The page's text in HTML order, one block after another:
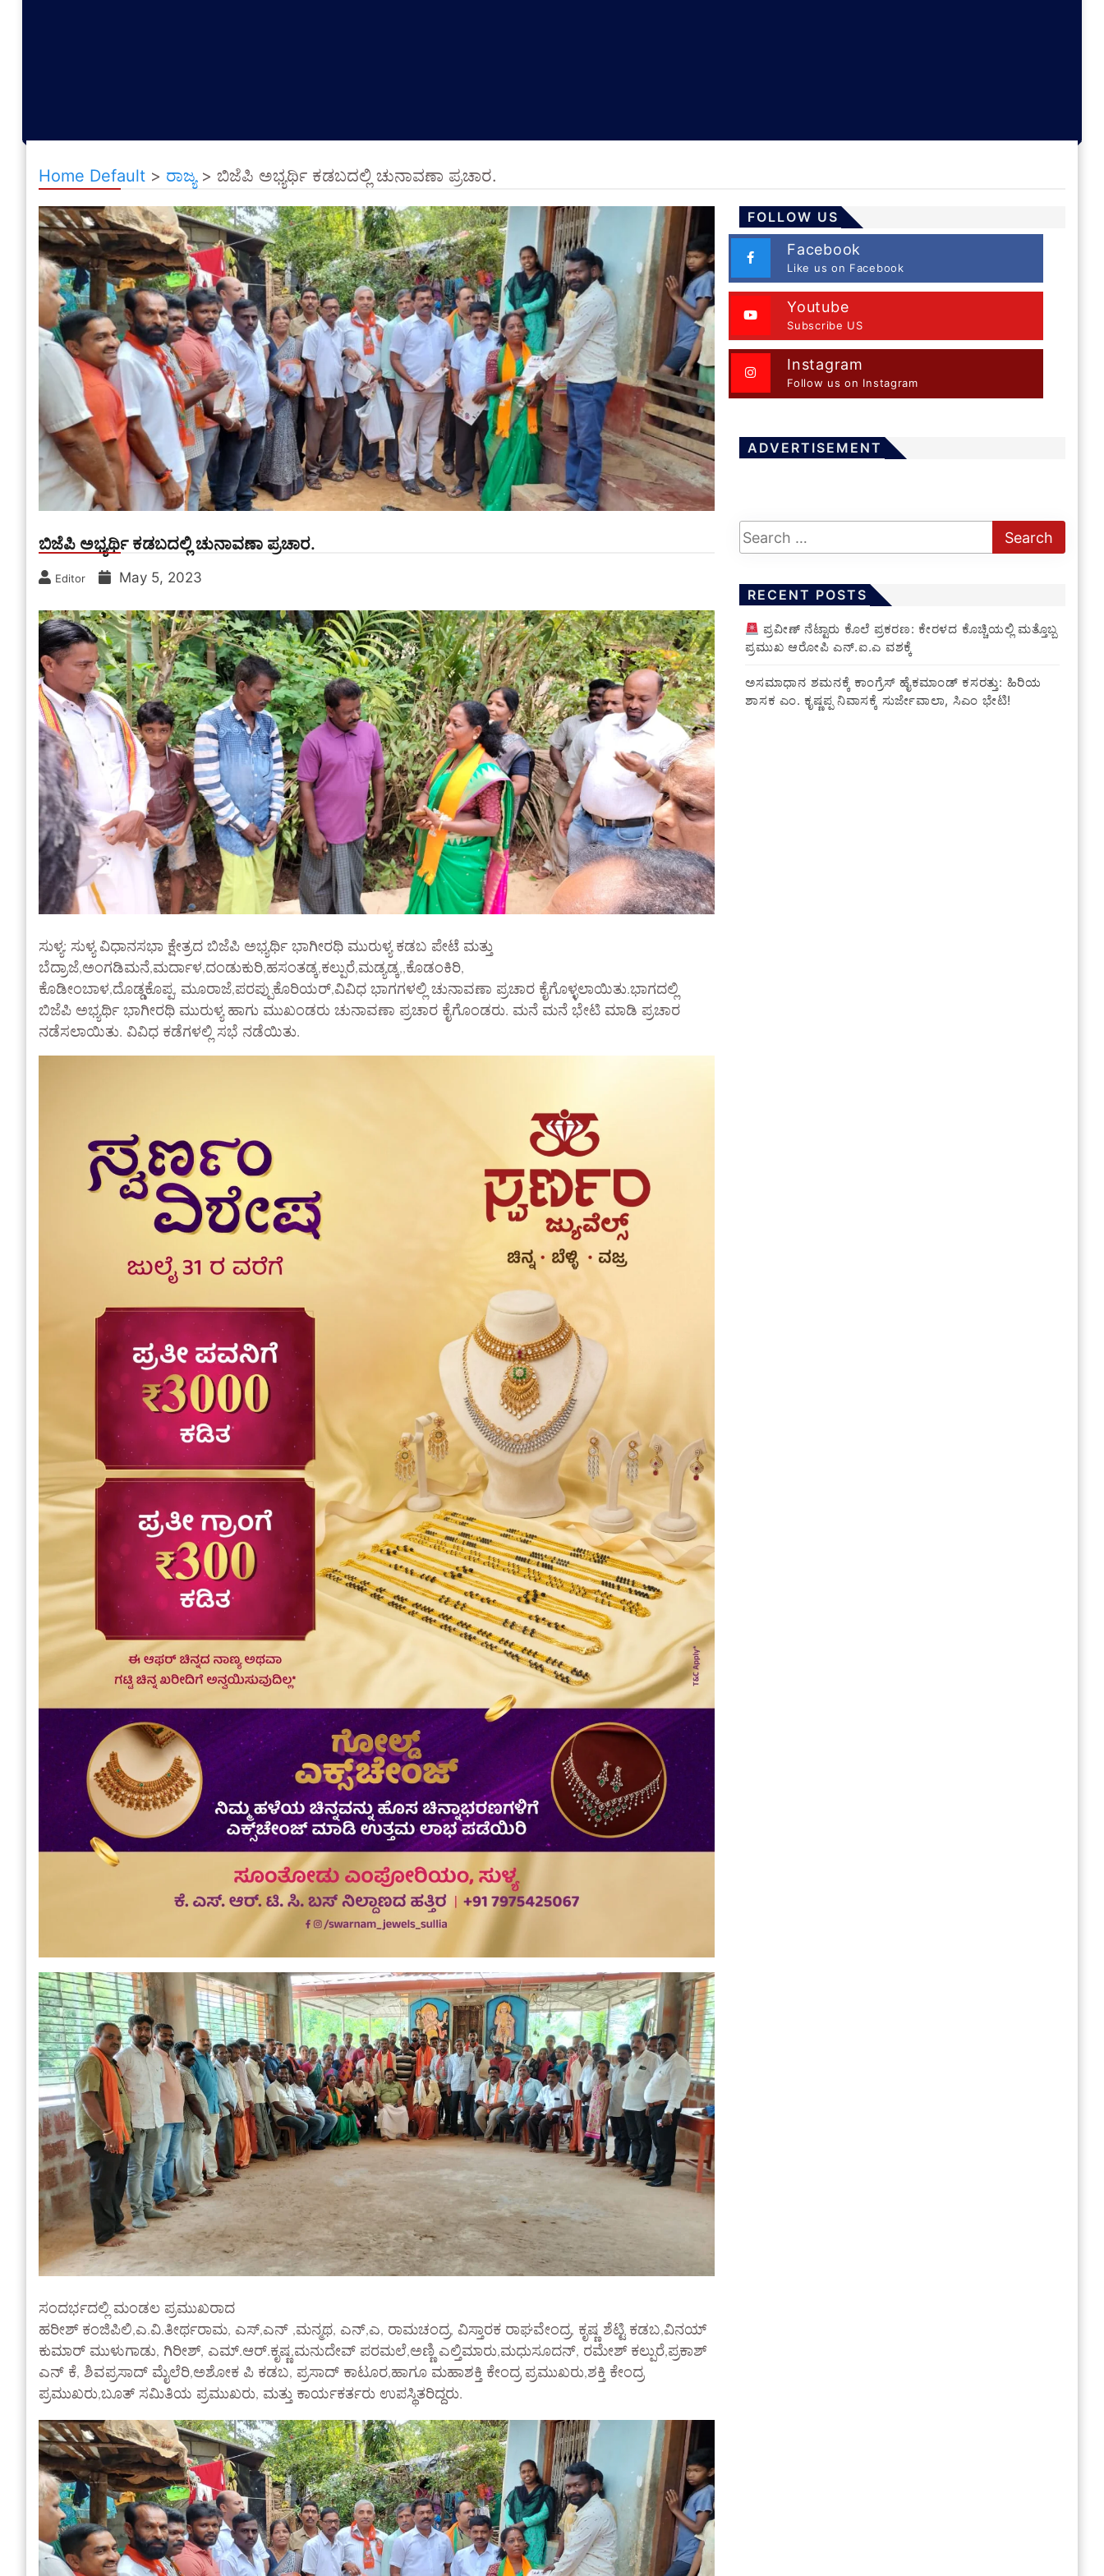
Home Default > ರಾಜ್ಯ> ಬಿಜೆಪಿ ಅಭ್ಯರ್ಥಿ ಕಡಬದಲ್ಲಿ ಚುನಾವಣಾ ಪ್ರಚಾರ.
ಬಿಜೆಪಿ ಅಭ್ಯರ್ಥಿ ಕಡಬದಲ್ಲಿ ಚುನಾವಣಾ ಪ್ರಚಾರ.
Editor May 5, 2023
ಸುಳ್ಯ: ಸುಳ್ಯ ವಿಧಾನಸಭಾ ಕ್ಷೇತ್ರದ ಬಿಜೆಪಿ ಅಭ್ಯರ್ಥಿ ಭಾಗೀರಥಿ ಮುರುಳ್ಯ ಕಡಬ ಪೇಟೆ ಮತ್ತು
ಬೆದ್ರಾಜೆ,ಅಂಗಡಿಮನೆ,ಮರ್ದಾಳ,ದಂಡುಕುರಿ,ಹಸಂತಡ್ಕ,ಕಲ್ಪುರೆ,ಮಡ್ಯಡ್ಕ,,ಕೊಡಂಕಿರಿ,
ಕೊಡೀಂಬಾಳ,ದೊಡ್ಡಕೊಪ್ಪ, ಮೂರಾಜೆ,ಪರಪ್ಪುಕೊರಿಯರ್,ವಿವಿಧ ಭಾಗಗಳಲ್ಲಿ ಚುನಾವಣಾ ಪ್ರಚಾರ ಕೈಗೊಳ್ಳಲಾಯಿತು.ಭಾಗದಲ್ಲಿ
ಬಿಜೆಪಿ ಅಭ್ಯರ್ಥಿ ಭಾಗೀರಥಿ ಮುರುಳ್ಯ ಹಾಗು ಮುಖಂಡರು ಚುನಾವಣಾ ಪ್ರಚಾರ ಕೈಗೊಂಡರು. ಮನೆ ಮನೆ ಭೇಟಿ ಮಾಡಿ ಪ್ರಚಾರ
ನಡೆಸಲಾಯಿತು. ವಿವಿಧ ಕಡೆಗಳಲ್ಲಿ ಸಭೆ ನಡೆಯಿತು.
ಸಂದರ್ಭದಲ್ಲಿ ಮಂಡಲ ಪ್ರಮುಖರಾದ
ಹರೀಶ್ ಕಂಜಿಪಿಲಿ,ಎ.ವಿ.ತೀರ್ಥರಾಮ, ಎಸ್,ಎನ್ ,ಮನ್ಮಥ, ಎನ್,ಎ, ರಾಮಚಂದ್ರ, ವಿಸ್ತಾರಕ ರಾಘವೇಂದ್ರ, ಕೃಷ್ಣ ಶೆಟ್ಟಿ ಕಡಬ,ವಿನಯ್
ಕುಮಾರ್ ಮುಳುಗಾಡು, ಗಿರೀಶ್, ಎಮ್.ಆರ್.ಕೃಷ್ಣ,ಮನುದೇವ್ ಪರಮಲೆ,ಅಣ್ಣಿ ಎಲ್ತಿಮಾರು,ಮಧುಸೂದನ್, ರಮೇಶ್ ಕಲ್ಪುರೆ,ಪ್ರಕಾಶ್
ಎನ್ ಕೆ, ಶಿವಪ್ರಸಾದ್ ಮೈಲೆರಿ,ಅಶೋಕ ಪಿ ಕಡಬ, ಪ್ರಸಾದ್ ಕಾಟೂರ,ಹಾಗೂ ಮಹಾಶಕ್ತಿ ಕೇಂದ್ರ ಪ್ರಮುಖರು,ಶಕ್ತಿ ಕೇಂದ್ರ
ಪ್ರಮುಖರು,ಬೂತ್ ಸಮಿತಿಯ ಪ್ರಮುಖರು, ಮತ್ತು ಕಾರ್ಯಕರ್ತರು ಉಪಸ್ಥಿತರಿದ್ದರು.
FOLLOW US
Facebook
Like us on Facebook
Youtube
Subscribe US
Instagram
Follow us on Instagram
ADVERTISEMENT
RECENT POSTS
ಪ್ರವೀಣ್ ನೆಟ್ಟಾರು ಕೊಲೆ ಪ್ರಕರಣ: ಕೇರಳದ ಕೊಚ್ಚಿಯಲ್ಲಿ ಮತ್ತೊಬ್ಬ
ಪ್ರಮುಖ ಆರೋಪಿ ಎನ್.ಐ.ಎ ವಶಕ್ಕೆ
ಅಸಮಾಧಾನ ಶಮನಕ್ಕೆ ಕಾಂಗ್ರೆಸ್ ಹೈಕಮಾಂಡ್ ಕಸರತ್ತು: ಹಿರಿಯ
ಶಾಸಕ ಎಂ. ಕೃಷ್ಣಪ್ಪ ನಿವಾಸಕ್ಕೆ ಸುರ್ಜೇವಾಲಾ, ಸಿಎಂ ಭೇಟಿ!